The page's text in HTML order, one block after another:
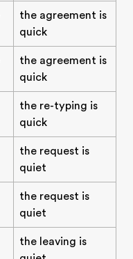
the agreement is
quick
the agreement is
quick
the re-typing is
quick
the request is
quiet
the request is
quiet
the leaving is